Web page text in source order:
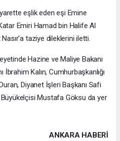
eşlik eden eşi Emine
Emiri Hamad bin Halife Al
taziye dileklerini iletti.
Hazine ve Maliye Bakanı
Kalın, Cumhurbaşkanlığı
Diyanet İşleri Başkanı Safi
Mustafa Göksu da yer
ANKARA HABERİ